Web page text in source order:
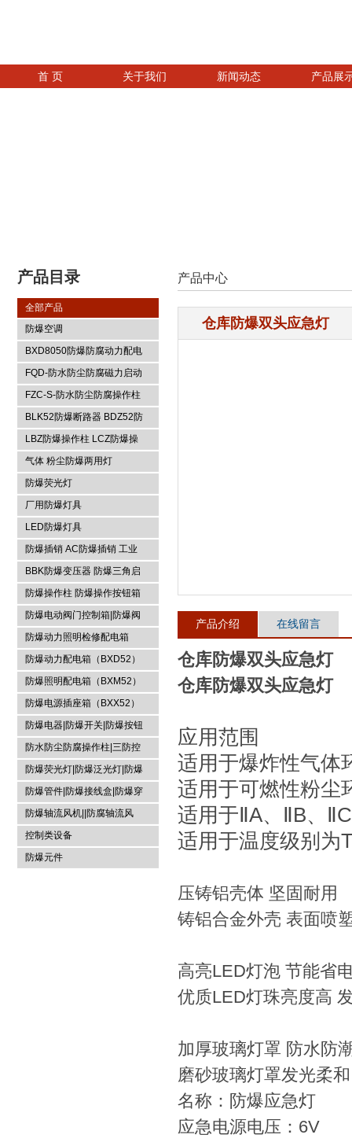
浙江依客思电气有限公司
首 页 关于我们 新闻动态 产品展
产品目录
全部产品
防爆空调
BXD8050防爆防腐动力配电
箱
FQD-防水防尘防腐磁力启动
器
FZC-S-防水防尘防腐操作柱
FXK-S防水防尘防腐控制箱
BLK52防爆断路器 BDZ52防
爆断路器
LBZ防爆操作柱 LCZ防爆操
作柱
气体 粉尘防爆两用灯
防爆荧光灯
厂用防爆灯具
LED防爆灯具
防爆插销 AC防爆插销 工业
插座 防爆防腐插销装置
BBK防爆变压器 防爆三角启
动器 防爆控制箱
防爆操作柱 防爆操作按钮箱
防爆主令控制器
防爆电动阀门控制箱|防爆阀
门箱
防爆动力照明检修配电箱
防爆动力配电箱（BXD52）
防爆照明配电箱（BXM52）
防爆电源插座箱（BXX52）
防爆电器|防爆开关|防爆按钮
防水防尘防腐操作柱|三防控
制箱|
防爆荧光灯|防爆泛光灯|防爆
投光灯▏防爆应急灯
防爆管件|防爆接线盒|防爆穿
线盒|防爆活接头|防爆挠性管
防爆轴流风机||防腐轴流风
机|防爆排风扇
控制类设备
防爆元件
产品中心
仓库防爆双头应急灯
产品介绍 在线留言
仓库防爆双头应急灯
仓库防爆双头应急灯
应用范围
适用于爆炸性气体
适用于可燃性粉尘
适用于ⅡA、ⅡB、
适用于温度级别为
压铸铝壳体 坚固耐用
铸铝合金外壳 表面喷
高亮LED灯泡 节能省
优质LED灯珠亮度高
加厚玻璃灯罩 防水防
磨砂玻璃灯罩发光柔
名称：防爆应急灯
应急电源电压：6V